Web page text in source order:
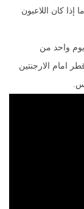
كان اللاعبون
واحد من
امام الارجنتين